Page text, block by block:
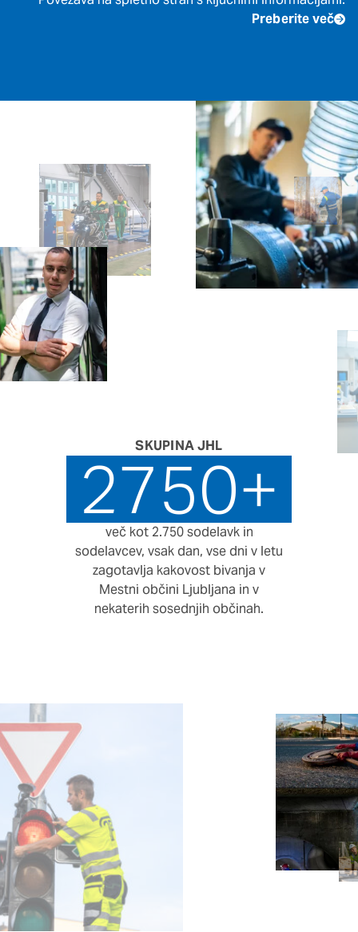
Preberite več
SKUPINA JHL
2750+
več kot 2.750 sodelavk in
sodelavcev, vsak dan, vse dni v letu
zagotavlja kakovost bivanja v
Mestni občini Ljubljana in v
nekaterih sosednjih občinah.